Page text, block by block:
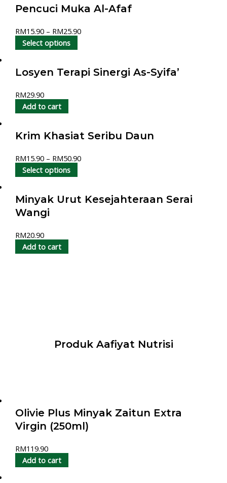
Pencuci Muka Al-Afaf
RM15.90 – RM25.90
Select options
Losyen Terapi Sinergi As-Syifa’
RM29.90
Add to cart
Krim Khasiat Seribu Daun
RM15.90 – RM50.90
Select options
Minyak Urut Kesejahteraan Serai
Wangi
RM20.90
Add to cart
Produk Aafiyat Nutrisi
Olivie Plus Minyak Zaitun Extra
Virgin (250ml)
RM119.90
Add to cart